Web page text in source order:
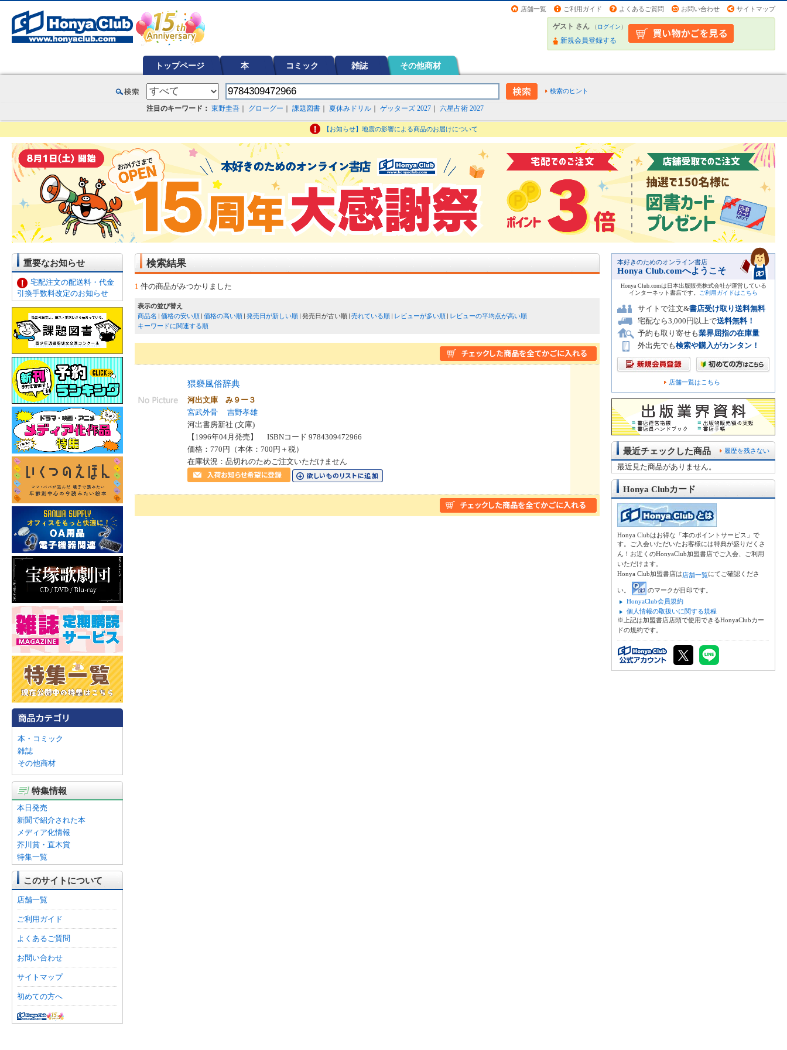
店舗一覧 ご利用ガイド よくあるご質問 お問い合わせ サイトマップ
ゲスト さん （ログイン）
新規会員登録する
トップページ 本 コミック 雑誌 その他商材
検索のヒント
注目のキーワード： 東野圭吾 グローグー 課題図書 夏休みドリル ゲッターズ 2027 六星占術 2027
【お知らせ】地震の影響による商品のお届けについて
重要なお知らせ
宅配注文の配送料・代金
引換手数料改定のお知らせ
本・コミック
雑誌
その他商材
特集情報
本日発売
新聞で紹介された本
メディア化情報
芥川賞・直木賞
特集一覧
このサイトについて
店舗一覧
ご利用ガイド
よくあるご質問
お問い合わせ
サイトマップ
初めての方へ
検索結果
1 件の商品がみつかりました
表示の並び替え
商品名
価格の安い順 価格の高い順 発売日が新しい順 発売日が古い順 売れている順 レビューが多い順
レビューの平均点が高い順
キーワードに関連する順
猥褻風俗辞典
河出文庫 み９ー３
宮武外骨
吉野孝雄
河出書房新社 (文庫)
【1996年04月発売】 ISBNコード 9784309472966
価格：770円（本体：700円＋税）
在庫状況：品切れのためご注文いただけません
本好きのためのオンライン書店
Honya Club.comへようこそ
Honya Club.comは日本出版販売株式会社が運営している
インターネット書店です。
ご利用ガイドはこちら
サイトで注文&書店受け取り送料無料
宅配なら3,000円以上で送料無料！
予約も取り寄せも業界屈指の在庫量
外出先でも検索や購入がカンタン！
店舗一覧はこちら
履歴を残さない
最近チェックした商品
最近見た商品がありません。
Honya Clubカード
Honya Clubはお得な「本のポイントサービス」で
す。ご入会いただいたお客様には特典が盛りだくさ
ん！お近くのHonyaClub加盟書店でご入会、ご利用
いただけます。
Honya Club加盟書店は店舗一覧にてご確認くださ
い。
のマークが目印です。
HonyaClub会員規約
個人情報の取扱いに関する規程
※上記は加盟書店店頭で使用できるHonyaClubカー
ドの規約です。